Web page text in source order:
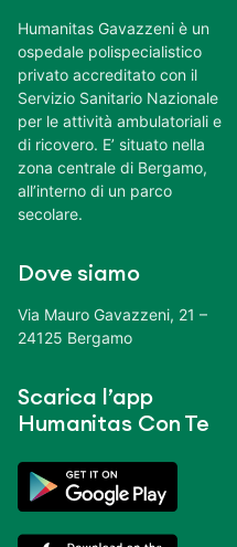
Humanitas Gavazzeni è un
ospedale polispecialistico
privato accreditato con il
Servizio Sanitario Nazionale
per le attività ambulatoriali e
di ricovero. E’ situato nella
zona centrale di Bergamo,
all’interno di un parco
secolare.
Dove siamo
Via Mauro Gavazzeni, 21 –
24125 Bergamo
Scarica l’app
Humanitas Con Te